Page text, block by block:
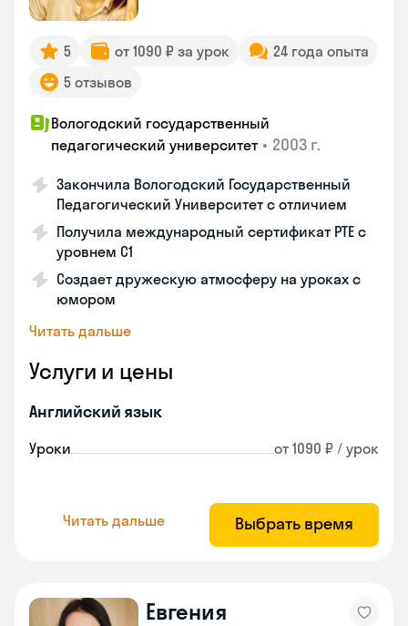
5 от 1090 ₽ за урок
24 года опыта
5 отзывов
Вологодский государственный
педагогический университет • 2003 г.
Закончила Вологодский Государственный
Педагогический Университет с отличием
Получила международный сертификат PTE с
уровнем C1
Создает дружескую атмосферу на уроках с
юмором
Читать дальше
Услуги и цены
Английский язык
Уроки от 1090 ₽ / урок
Читать дальше Выбрать время
Евгения